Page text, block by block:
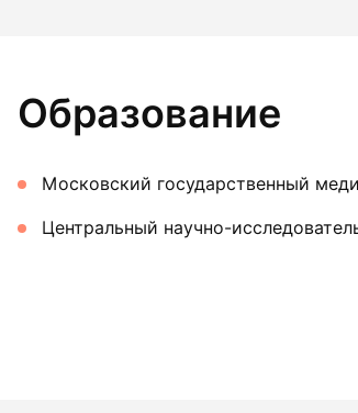
Образование
Московский государственный
Центральный научно-